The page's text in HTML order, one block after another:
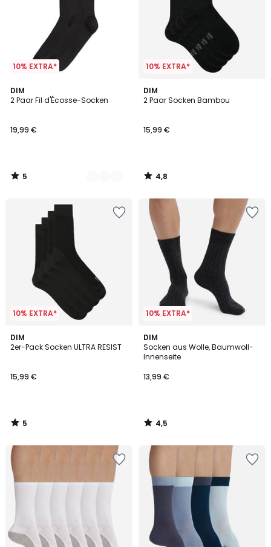
10% EXTRA*
DIM
2 Paar Fil d'Écosse-Socken
19,99 €
5
/
2
Farben
5
/
10% EXTRA*
DIM
2 Paar Socken Bambou
15,99 €
4,8
/ 5
4,8
/
10% EXTRA*
DIM
2er-Pack Socken ULTRA RESIST
15,99 €
5
/
5
/
10% EXTRA*
DIM
Socken aus Wolle, Baumwoll-
Innenseite
13,99 €
4,5
/ 5
4,5
/